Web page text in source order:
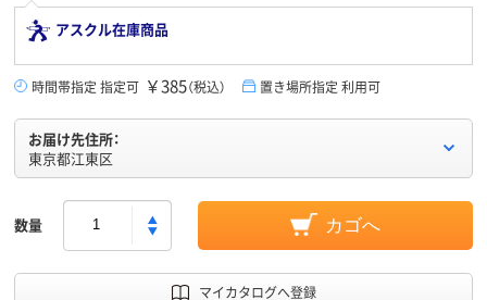
アスクル在庫商品
時間帯指定 指定可 ￥385（税込） 置き場所指定 利用可
お届け先住所：
東京都江東区
数量 カゴへ
マイカタログへ登録